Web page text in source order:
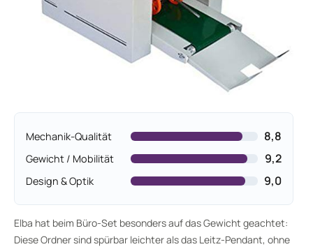
Mechanik-Qualität 8,8
Gewicht / Mobilität 9,2
Design & Optik 9,0
Elba hat beim Büro-Set besonders auf das Gewicht geachtet:
Diese Ordner sind spürbar leichter als das Leitz-Pendant, ohne